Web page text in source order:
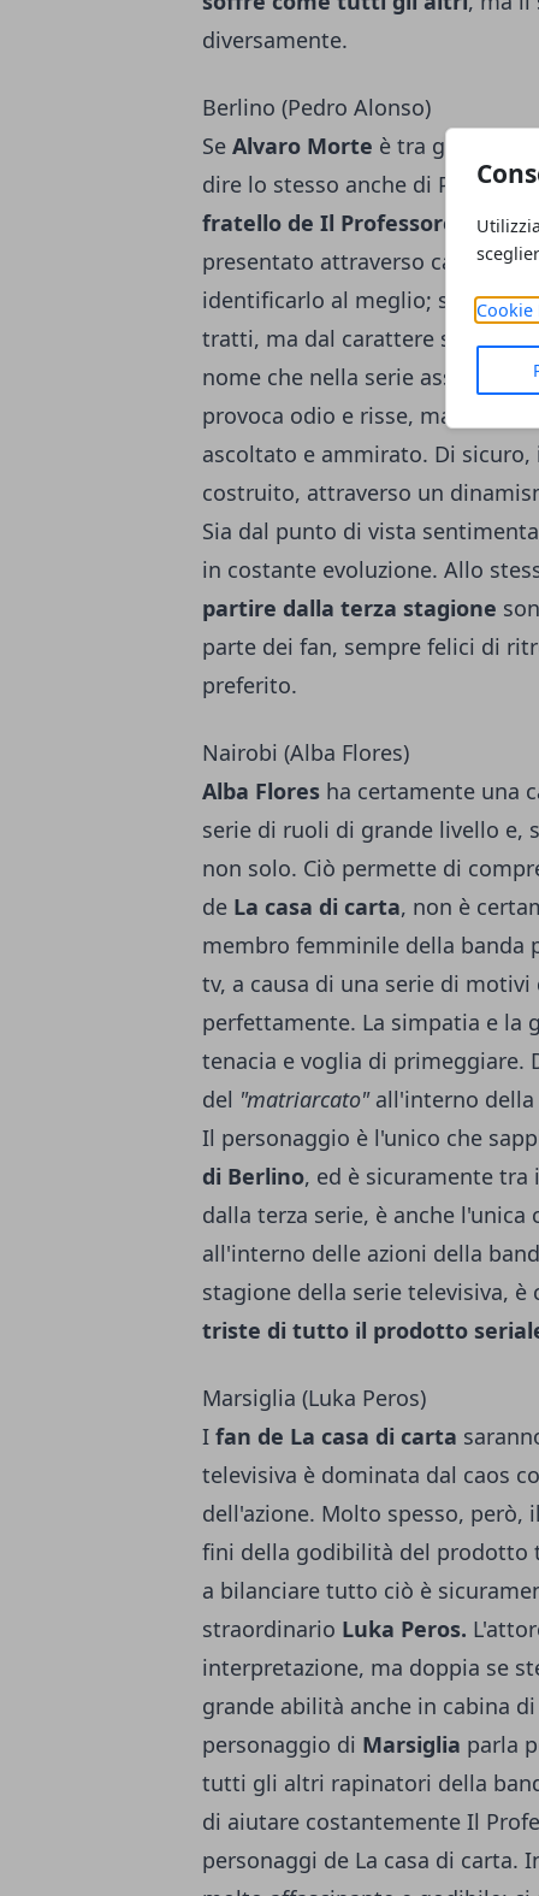
Cookie
diversamente.
Berlino (Pedro Alonso)
Se Alvaro Morte è tra gli attori
dire lo stesso anche di Pedro
fratello de Il Professore
. Il
presentato attraverso
identificarlo al meglio; si tratta
tratti, ma dal carattere spinoso
nome che nella serie assume
provoca odio e risse, ma che
ascoltato e ammirato. Di
costruito, attraverso un
Sia dal punto di vista
in costante evoluzione. Allo
partire dalla terza stagione
parte dei fan, sempre felici di
preferito.
Nairobi (Alba Flores)
Alba Flores ha certamente una
serie di ruoli di grande livello
non solo. Ciò permette di
de La casa di carta, non è
membro femminile della
tv, a causa di una serie di
perfettamente. La simpatia e la
tenacia e voglia di primeggiare.
del "matriarcato"all'interno della
Il personaggio è l'unico che
di Berlino, ed è sicuramente
dalla terza serie, è anche
all'interno delle azioni della
stagione della serie televisiva, è
triste di tutto il prodotto
Marsiglia (Luka Peros)
I fan de La casa di carta
televisiva è dominata dal caos
dell'azione. Molto spesso, però,
fini della godibilità del prodotto
a bilanciare tutto ciò è
straordinario Luka Peros.
interpretazione, ma doppia se
grande abilità anche in cabina
personaggio di Marsiglia parla
tutti gli altri rapinatori della
di aiutare costantemente Il
personaggi de La casa di carta.